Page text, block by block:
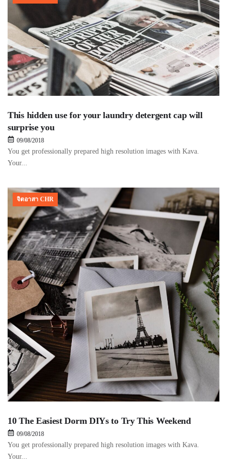
This hidden use for your laundry detergent cap will
surprise you
09/08/2018
You get professionally prepared high resolution images with Kava.
Your...
จิตอาสา CHR
10 The Easiest Dorm DIYs to Try This Weekend
09/08/2018
You get professionally prepared high resolution images with Kava.
Your...